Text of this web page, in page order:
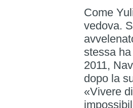
Come
vedova.
stessa
2011,
dopo la
«Vivere